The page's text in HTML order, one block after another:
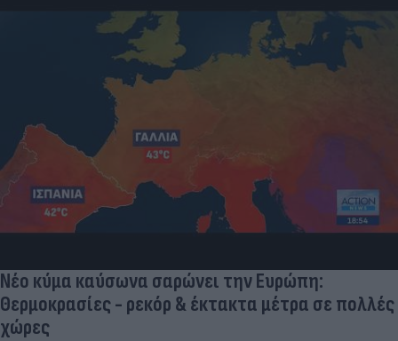
Νέο κύμα καύσωνα σαρώνει την Ευρώπη:
Θερμοκρασίες - ρεκόρ & έκτακτα μέτρα σε πολλές
χώρες